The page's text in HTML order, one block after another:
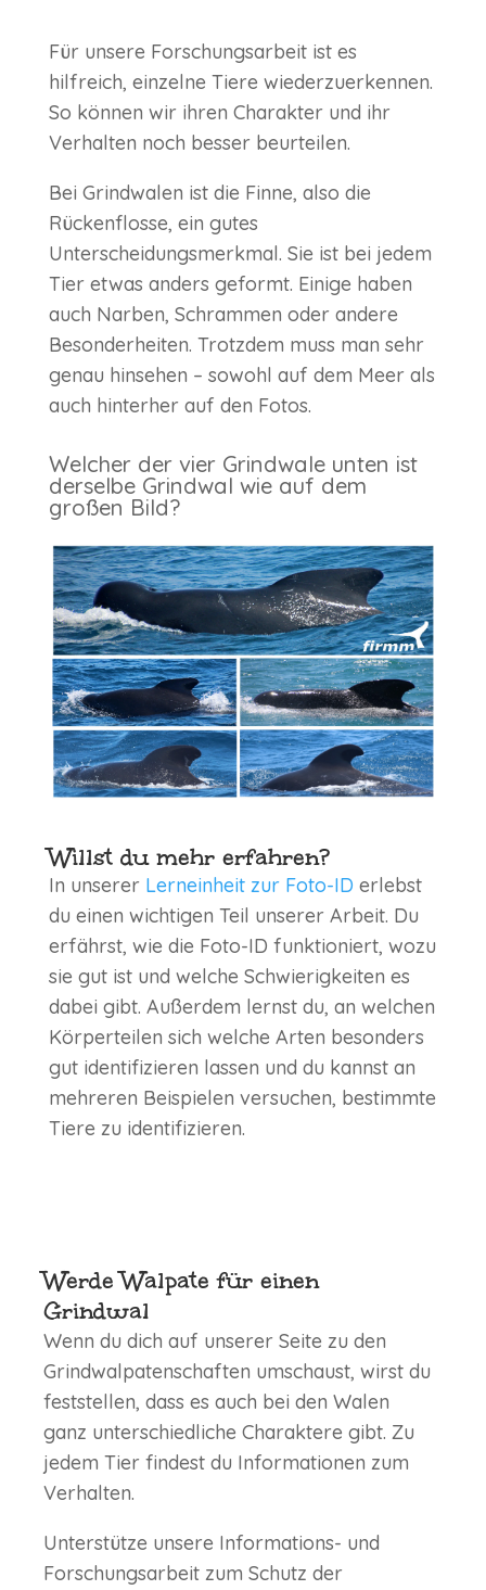
Für unsere Forschungsarbeit ist es
hilfreich, einzelne Tiere wiederzuerkennen.
So können wir ihren Charakter und ihr
Verhalten noch besser beurteilen.
Bei Grindwalen ist die Finne, also die
Rückenflosse, ein gutes
Unterscheidungsmerkmal. Sie ist bei jedem
Tier etwas anders geformt. Einige haben
auch Narben, Schrammen oder andere
Besonderheiten. Trotzdem muss man sehr
genau hinsehen – sowohl auf dem Meer als
auch hinterher auf den Fotos.
Welcher der vier Grindwale unten ist
derselbe Grindwal wie auf dem
großen Bild?
Willst du mehr erfahren?
In unserer Lerneinheit zur Foto-ID erlebst
du einen wichtigen Teil unserer Arbeit. Du
erfährst, wie die Foto-ID funktioniert, wozu
sie gut ist und welche Schwierigkeiten es
dabei gibt. Außerdem lernst du, an welchen
Körperteilen sich welche Arten besonders
gut identifizieren lassen und du kannst an
mehreren Beispielen versuchen, bestimmte
Tiere zu identifizieren.
Werde Walpate für einen
Grindwal
Wenn du dich auf unserer Seite zu den
Grindwalpatenschaften umschaust, wirst du
feststellen, dass es auch bei den Walen
ganz unterschiedliche Charaktere gibt. Zu
jedem Tier findest du Informationen zum
Verhalten.
Unterstütze unsere Informations- und
Forschungsarbeit zum Schutz der